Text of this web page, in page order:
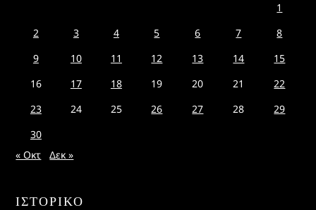
1
2
3 4 5 6 7
8
9
10 11 12 13 14
15
16
17 18 19 20 21
22
23
24 25 26 27 28
29
30
« Οκτ
Δεκ »
ΙΣΤΟΡΙΚΌ